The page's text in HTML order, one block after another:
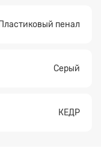
Пластиковый пенал
Серый
КЕДР